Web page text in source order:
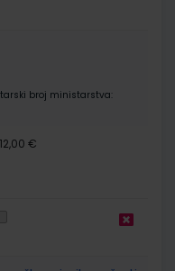
broj ministarstva:
12,00 €